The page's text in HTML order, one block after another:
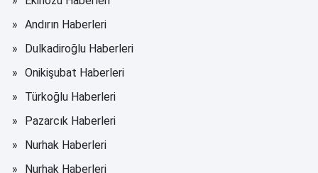
Andırın Haberleri
Dulkadiroğlu Haberleri
Onikişubat Haberleri
Türkoğlu Haberleri
Pazarcık Haberleri
Nurhak Haberleri
Nurhak Haberleri